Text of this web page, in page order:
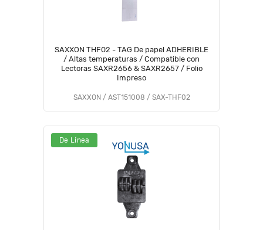
SAXXON THF02 - TAG De papel ADHERIBLE
/ Altas temperaturas / Compatible con
Lectoras SAXR2656 & SAXR2657 / Folio
Impreso
SAXXON / AST151008 / SAX-THF02
De Línea